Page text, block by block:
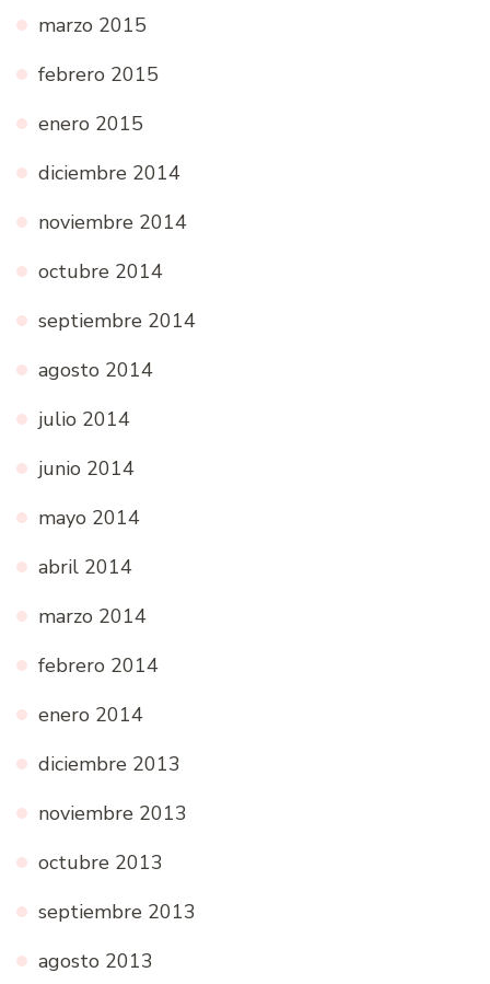
marzo 2015
febrero 2015
enero 2015
diciembre 2014
noviembre 2014
octubre 2014
septiembre 2014
agosto 2014
julio 2014
junio 2014
mayo 2014
abril 2014
marzo 2014
febrero 2014
enero 2014
diciembre 2013
noviembre 2013
octubre 2013
septiembre 2013
agosto 2013